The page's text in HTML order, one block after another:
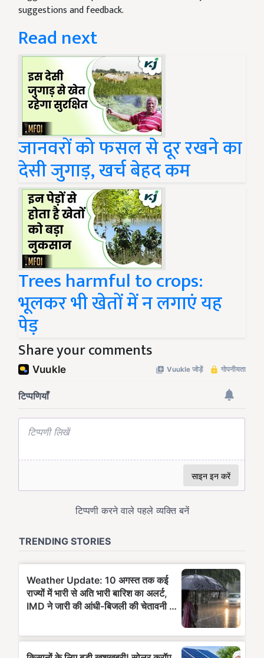
suggestions and feedback.
Read next
जानवरों को फसल से दूर रखने का
देसी जुगाड़, खर्च बेहद कम
Trees harmful to crops:
भूलकर भी खेतों में न लगाएं यह
पेड़
Share your comments